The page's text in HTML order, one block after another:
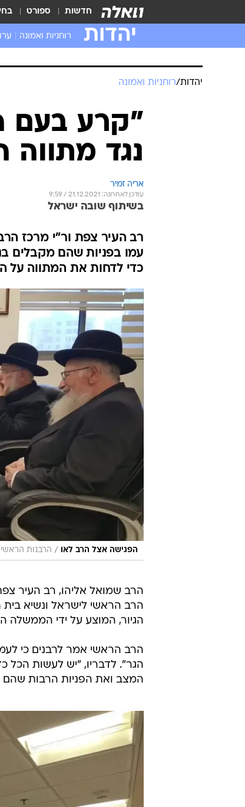
חדשות ספורט
יהדות רוחניות ואמונה
יהדות/רוחניות ואמונה
"קרע בעם
נגד מתווה
אריה זמיר
עודכן לאחרונה: 21.12.2021 / 9:59
בשיתוף שובה ישראל
רב העיר צפת ור"י מרכז
עמו בפניות שהם מקבלים
כדי לדחות את המתווה על
הפגישה אצל הרב לאו / הרבנות
הרב שמואל אליהו, רב העיר
הרב הראשי לישראל ונשיא בית
הגיור, המוצע על ידי הממשלה
הרב הראשי אמר לרבנים כי
הגר". לדבריו, "יש לעשות הכל
המצב ואת הפניות הרבות שהם